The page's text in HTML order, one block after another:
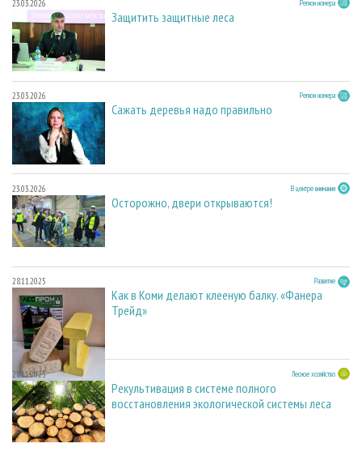
23.03.2026 Регион номера
Защитить защитные леса
23.03.2026 Регион номера
Сажать деревья надо правильно
23.03.2026 В центре внимания
Осторожно, двери открываются!
28.11.2025 Развитие
Как в Коми делают клееную балку. «Фанера
Трейд»
28.11.2025 Лесное хозяйство
Рекультивация в системе полного
восстановления экологической системы леса